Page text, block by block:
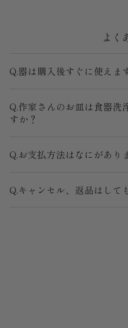
よく
Q.器は購入後すぐに使えま
Q.作家さんのお皿は食器洗
すか？
Q.お支払方法はなにがあり
Q.キャンセル、返品はして